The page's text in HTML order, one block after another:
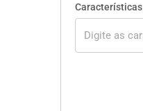
Características